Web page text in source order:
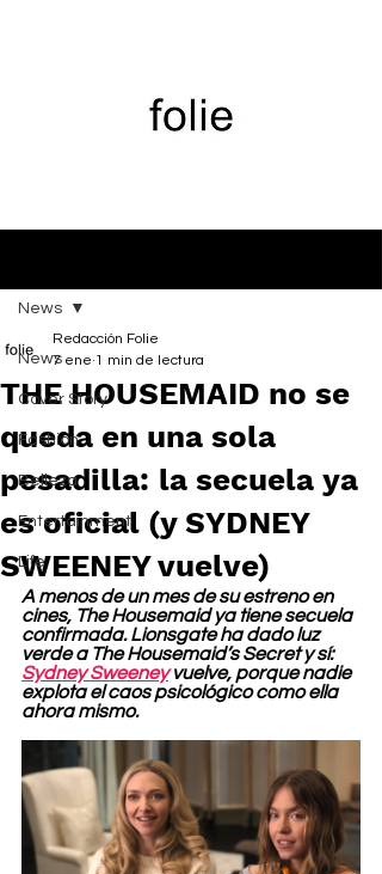
News
Cover Story
Fashion
Belleza
Entertainment
Life
News
THE HOUSEMAID no se
queda en una sola
pesadilla: la secuela ya
es oficial (y SYDNEY
SWEENEY vuelve)
Redacción Folie
7 ene 1 min de lectura
A menos de un mes de su estreno en
cines, The Housemaid ya tiene secuela
confirmada. Lionsgate ha dado luz
verde a The Housemaid’s Secret y sí:
Sydney Sweeney vuelve, porque nadie
explota el caos psicológico como ella
ahora mismo.